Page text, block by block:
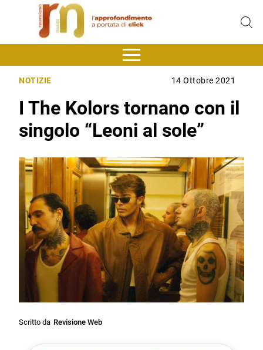
NOTIZIE 14 Ottobre 2021
I The Kolors tornano con il
singolo “Leoni al sole”
Scritto da Revisione Web